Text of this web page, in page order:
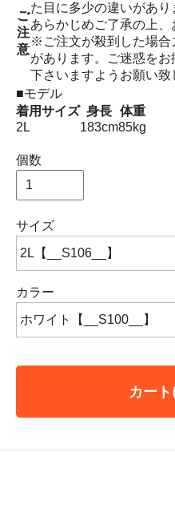
ご
注
意
た目に多少の違いがあり
あらかじめご了承の上、
※ご注文が殺到した場合
があります。ご迷惑を
下さいますようお願い致
■モデル
着用サイズ 身長 体重
2L
183cm85kg
個数
サイズ
カラー
カー